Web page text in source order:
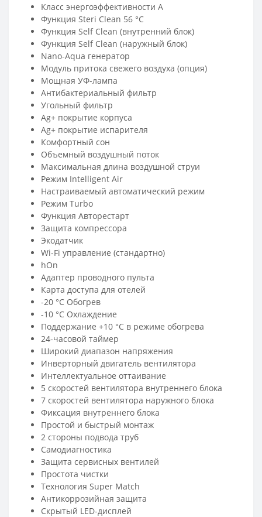
Класс энергоэффективности A
Функция Steri Clean 56 °C
Функция Self Clean (внутренний блок)
Функция Self Clean (наружный блок)
Nano-Aqua генератор
Модуль притока свежего воздуха (опция)
Мощная УФ-лампа
Антибактериальный фильтр
Угольный фильтр
Ag+ покрытие корпуса
Ag+ покрытие испарителя
Комфортный сон
Объемный воздушный поток
Максимальная длина воздушной струи
Режим Intelligent Air
Настраиваемый автоматический режим
Режим Turbo
Функция Авторестарт
Защита компрессора
Экодатчик
Wi-Fi управление (стандартно)
hOn
Адаптер проводного пульта
Карта доступа для отелей
-20 °C Обогрев
-10 °C Охлаждение
Поддержание +10 °С в режиме обогрева
24-часовой таймер
Широкий диапазон напряжения
Инверторный двигатель вентилятора
Интеллектуальное оттаивание
5 скоростей вентилятора внутреннего блока
7 скоростей вентилятора наружного блока
Фиксация внутреннего блока
Простой и быстрый монтаж
2 стороны подвода труб
Самодиагностика
Защита сервисных вентилей
Простота чистки
Технология Super Match
Антикоррозийная защита
Скрытый LED-дисплей